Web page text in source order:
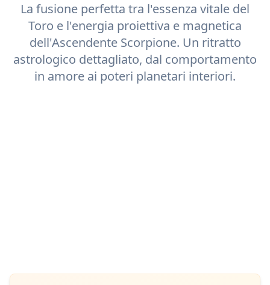
La fusione perfetta tra l'essenza vitale del
Toro e l'energia proiettiva e magnetica
dell'Ascendente Scorpione. Un ritratto
astrologico dettagliato, dal comportamento
in amore ai poteri planetari interiori.